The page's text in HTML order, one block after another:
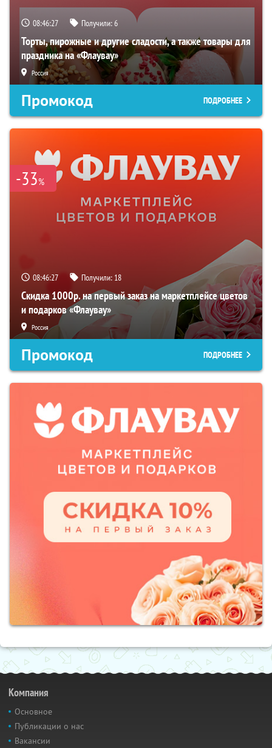
08:46:26 Получили:6
Торты, пирожные и другие сладости, а также товары для
праздника на «Флаувау»
Россия
Промокод ПОДРОБНЕЕ
-33%
08:46:26 Получили: 18
Скидка 1000р. на первый заказ на маркетплейсе цветов
и подарков «Флаувау»
Россия
Промокод ПОДРОБНЕЕ
Компания
Основное
Публикации о нас
Вакансии